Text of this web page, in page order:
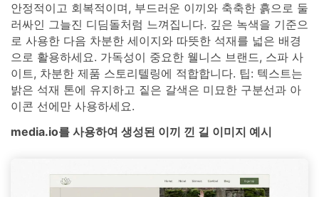
안정적이고 회복적이며, 부드러운 이끼와 축축한 흙으로 둘
러싸인 그늘진 디딤돌처럼 느껴집니다. 깊은 녹색을 기준으
로 사용한 다음 차분한 세이지와 따뜻한 석재를 넓은 배경
으로 활용하세요. 가독성이 중요한 웰니스 브랜드, 스파 사
이트, 차분한 제품 스토리텔링에 적합합니다. 팁: 텍스트는
밝은 석재 톤에 유지하고 짙은 갈색은 미묘한 구분선과 아
이콘 선에만 사용하세요.
media.io를 사용하여 생성된 이끼 낀 길 이미지 예시